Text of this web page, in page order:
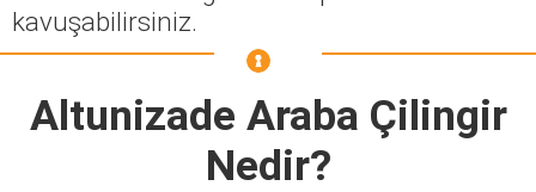
kavuşabilirsiniz.
Altunizade Araba Çilingir
Nedir?